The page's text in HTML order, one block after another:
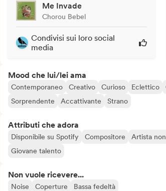
Me Invade
Chorou Bebel
Condivisi sui loro social
media
Mood che lui/lei ama
Contemporaneo Creativo Curioso Eclettico
Sorprendente
Accattivante Strano
Attributi che adora
Disponibile su Spotify Compositore Artista
Giovane talento
Non vuole ricevere...
Noise Coperture Bassa fedeltà